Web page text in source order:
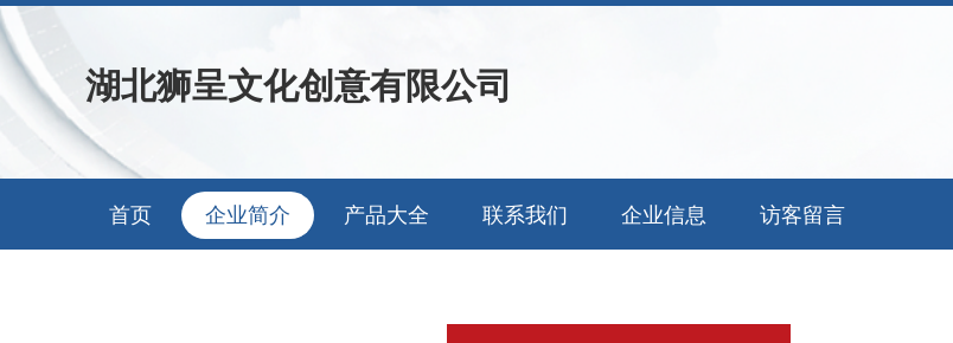
湖北狮呈文化创意有限公司
首页 企业简介 产品大全 联系我们 企业信息 访客留言